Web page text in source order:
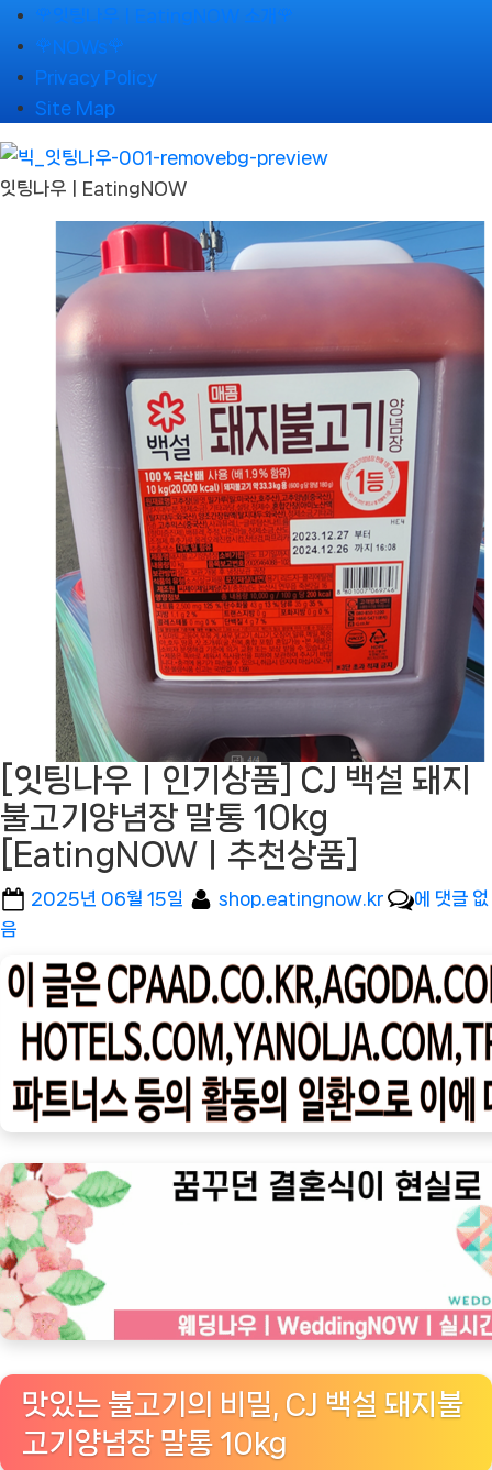
Skip
to
content
🌹잇팅나우ㅣEatingNOW 소개🌹
🌹NOWs🌹
Privacy Policy
Site Map
잇팅나우ㅣEatingNOW
[잇팅나우ㅣ인기상품] CJ 백설 돼지
불고기양념장 말통 10kg
[EatingNOWㅣ추천상품]
Posted
2025년 06월 15일 By
shop.eatingnow.kr
[잇
우
ㅣ
인
기
상
CJ
백
불
기
양
에 댓글 없
음
맛있는 불고기의 비밀, CJ 백설 돼지불
고기양념장 말통 10kg